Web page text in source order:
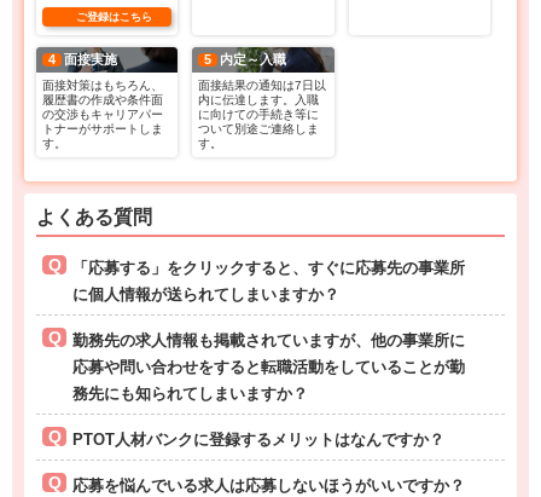
ご登録はこちら
4 面接実施
面接対策はもちろん、
履歴書の作成や条件面
の交渉もキャリアパー
トナーがサポートしま
す。
5 内定～入職
面接結果の通知は7日以
内に伝達します。入職
に向けての手続き等に
ついて別途ご連絡しま
す。
よくある質問
「応募する」をクリックすると、すぐに応募先の事業所
に個人情報が送られてしまいますか？
勤務先の求人情報も掲載されていますが、他の事業所に
応募や問い合わせをすると転職活動をしていることが勤
務先にも知られてしまいますか？
PTOT人材バンクに登録するメリットはなんですか？
応募を悩んでいる求人は応募しないほうがいいですか？